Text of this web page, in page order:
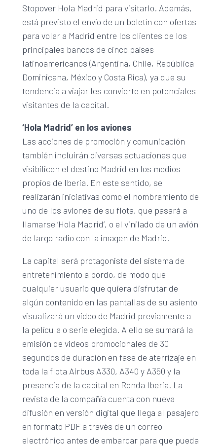
Stopover Hola Madrid para visitarlo. Además,
está previsto el envío de un boletín con ofertas
para volar a Madrid entre los clientes de los
principales bancos de cinco países
latinoamericanos (Argentina, Chile, República
Dominicana, México y Costa Rica), ya que su
tendencia a viajar les convierte en potenciales
visitantes de la capital.
‘Hola Madrid’ en los aviones
Las acciones de promoción y comunicación
también incluirán diversas actuaciones que
visibilicen el destino Madrid en los medios
propios de Iberia. En este sentido, se
realizarán iniciativas como el nombramiento de
uno de los aviones de su flota, que pasará a
llamarse ‘Hola Madrid’, o el vinilado de un avión
de largo radio con la imagen de Madrid.
La capital será protagonista del sistema de
entretenimiento a bordo, de modo que
cualquier usuario que quiera disfrutar de
algún contenido en las pantallas de su asiento
visualizará un video de Madrid previamente a
la película o serie elegida. A ello se sumará la
emisión de videos promocionales de 30
segundos de duración en fase de aterrizaje en
toda la flota Airbus A330, A340 y A350 y la
presencia de la capital en Ronda Iberia. La
revista de la compañía cuenta con nueva
difusión en versión digital que llega al pasajero
en formato PDF a través de un correo
electrónico antes de embarcar para que pueda